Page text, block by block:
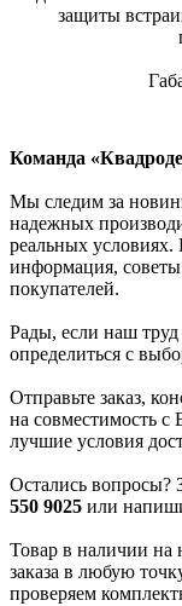
защиты
Команда
Мы следим за
надежных
реальных условиях.
информация,
покупателей.
Рады, если наш
определиться с
Отправьте заказ,
на совместимость
лучшие условия
Остались вопросы?
550 9025 или
Товар в наличии на
заказа в любую
проверяем